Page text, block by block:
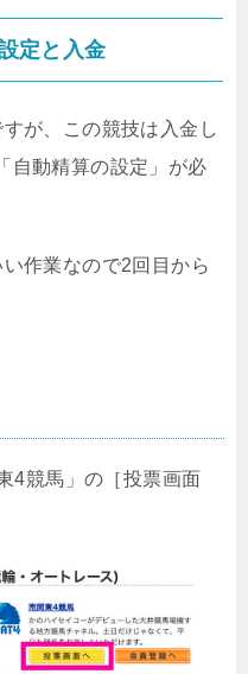
定と入金
が、この競技は入金し
自動精算の設定」が必
作業なので2回目から
4競馬」の［投票画面